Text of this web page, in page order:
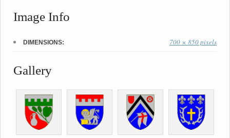
Image Info
DIMENSIONS: 700 × 850 pixels
Gallery